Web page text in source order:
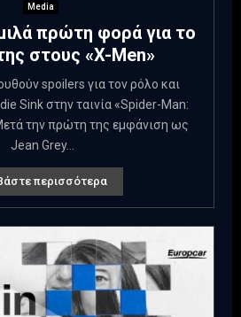
Media
πρώτη φορά για το
στους «X-Men»
spoilers για τον ρόλο και
Sink στην ταινία «Spider-Man:
την πρώτη της εμφάνιση ως
Jean Grey...
περισσότερα